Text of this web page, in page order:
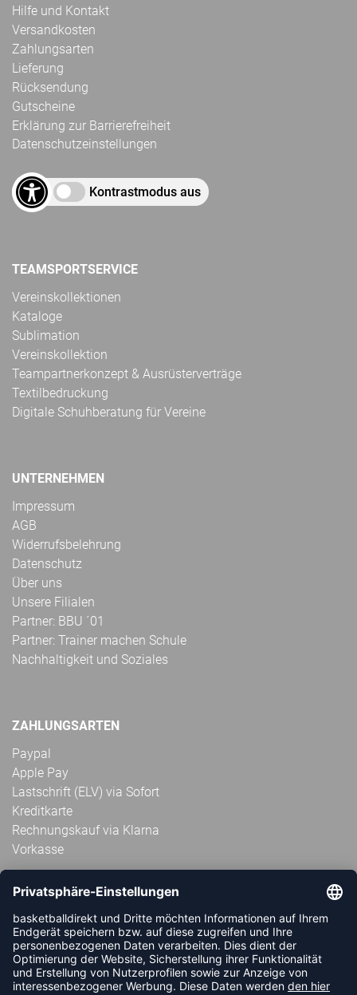
Hilfe und Kontakt
Versandkosten
Zahlungsarten
Lieferung
Rücksendung
Gutscheine
Erklärung zur Barrierefreiheit
Datenschutzeinstellungen
Kontrastmodus aus
TEAMSPORTSERVICE
Vereinskollektionen
Kataloge
Sublimation
Vereinskollektion
Teampartnerkonzept & Ausrüsterverträge
Textilbedruckung
Digitale Schuhberatung für Vereine
UNTERNEHMEN
Impressum
AGB
Widerrufsbelehrung
Datenschutz
Über uns
Unsere Filialen
Partner: BBU ´01
Partner: Trainer machen Schule
Nachhaltigkeit und Soziales
ZAHLUNGSARTEN
Paypal
Apple Pay
Lastschrift (ELV) via Sofort
Kreditkarte
Rechnungskauf via Klarna
Vorkasse
ABONNIERE JETZT DEN KOSTENLOSEN
HANDBALLDIREKT-NEWSLETTER UND VERPASSE KEINE
NEUIGKEIT ODER AKTION MEHR.
JETZT ANMELDEN